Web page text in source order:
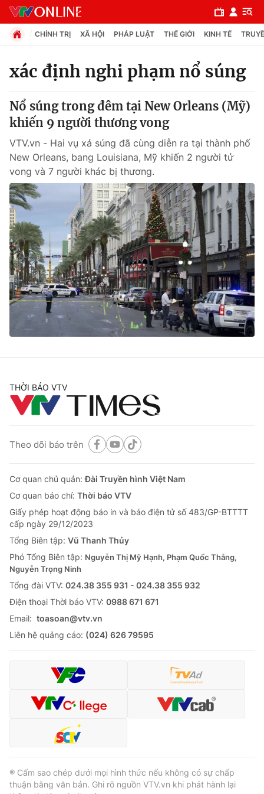
Chuyên mục
Chính trị
Xã hội
Pháp luật
Y tế
Thế giới
Tin tức
Thế giới đó đây
Câu chuyện quốc tế
Kinh tế
Tài chính
Thị trường
Góc doanh nghiệp
Dữ liệu và đời sống
Truyền hình
Phim VTV
Hậu trường
Giải sao mai
Giải trí
Điện ảnh
Âm nhạc
Du lịch
Làm đẹp
Chất lượng cuộc sống
Tuyển sinh
Học trực tuyến
Công nghệ
Hitech Công nghệ tương lai
Sản phẩm
Thị trường
Tư vấn
Giao lưu trực tuyến
Lịch phát sóng
Chuyên mục khác
Emagazine Podcast
Video Shorts video
VTV Money
VTV Sức khoẻ Bất động sản
CHÍNH TRỊ XÃ HỘI PHÁP LUẬT THẾ GIỚI KINH TẾ
xác định nghi phạm nổ súng
Nổ súng trong đêm tại New Orleans (Mỹ)
khiến 9 người thương vong
VTV.vn - Hai vụ xả súng đã cùng diễn ra tại thành phố
New Orleans, bang Louisiana, Mỹ khiến 2 người tử
vong và 7 người khác bị thương.
THỜI BÁO VTV
Theo dõi báo trên
Cơ quan chủ quản:Đài Truyền hình Việt Nam
Cơ quan báo chí: Thời báo VTV
Giấy phép hoạt động báo in và báo điện tử số 483/GP-BTTTT
cấp ngày 29/12/2023
Tổng Biên tập: Vũ Thanh Thủy
Phó Tổng Biên tập: Nguyễn Thị Mỹ Hạnh, Phạm Quốc Thắng,
Nguyễn Trọng Ninh
Tổng đài VTV: 024.38 355 931 - 024.38 355 932
Ðiện thoại Thời báo VTV: 0988 671 671
Email: toasoan@vtv.vn
Liên hệ quảng cáo: (024) 626 79595
® Cấm sao chép dưới mọi hình thức nếu không có sự chấp
thuận bằng văn bản. Ghi rõ nguồn VTV.vn khi phát hành lại